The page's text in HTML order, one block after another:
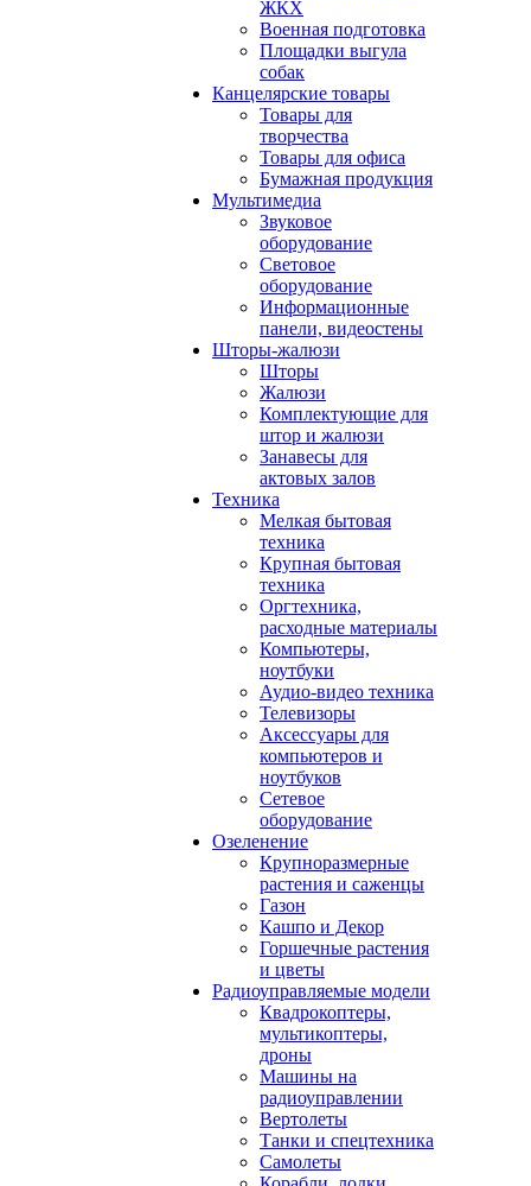
ЖКХ
Военная подготовка
Площадки выгула
собак
Канцелярские товары
Товары для
творчества
Товары для офиса
Бумажная продукция
Мультимедиа
Звуковое
оборудование
Световое
оборудование
Информационные
панели, видеостены
Шторы-жалюзи
Шторы
Жалюзи
Комплектующие для
штор и жалюзи
Занавесы для
актовых залов
Техника
Мелкая бытовая
техника
Крупная бытовая
техника
Оргтехника,
расходные материалы
Компьютеры,
ноутбуки
Аудио-видео техника
Телевизоры
Аксессуары для
компьютеров и
ноутбуков
Сетевое
оборудование
Озеленение
Крупноразмерные
растения и саженцы
Газон
Кашпо и Декор
Горшечные растения
и цветы
Радиоуправляемые модели
Квадрокоптеры,
мультикоптеры,
дроны
Машины на
радиоуправлении
Вертолеты
Танки и спецтехника
Самолеты